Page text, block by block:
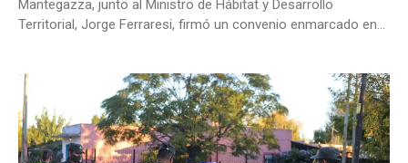
Mantegazza, junto al Ministro de Hábitat y Desarrollo
Territorial, Jorge Ferraresi, firmó un convenio enmarcado en...